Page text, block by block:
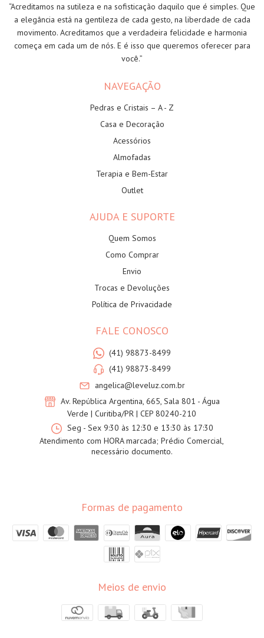
“Acreditamos na sutileza e na sofisticação daquilo que é simples. Que
a elegância está na gentileza de cada gesto, na liberdade de cada
movimento. Acreditamos que a verdadeira felicidade e harmonia
começa em cada um de nós. E é isso que queremos oferecer para
você.”
NAVEGAÇÃO
Pedras e Cristais – A - Z
Casa e Decoração
Acessórios
Almofadas
Terapia e Bem-Estar
Outlet
AJUDA E SUPORTE
Quem Somos
Como Comprar
Envio
Trocas e Devoluções
Política de Privacidade
FALE CONOSCO
(41) 98873-8499
(41) 98873-8499
angelica@leveluz.com.br
Av. República Argentina, 665, Sala 801 - Água
Verde | Curitiba/PR | CEP 80240-210
Seg - Sex 9:30 às 12:30 e 13:30 às 17:30
Atendimento com HORA marcada; Prédio Comercial,
necessário documento.
Formas de pagamento
Meios de envio